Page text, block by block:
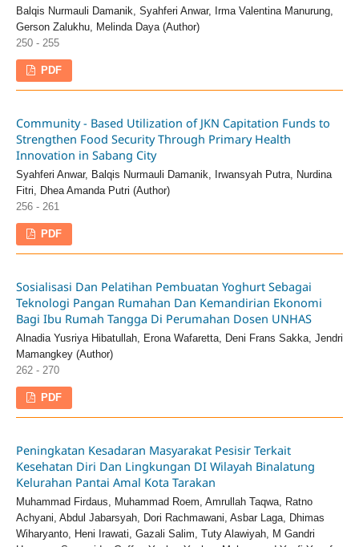
Balqis Nurmauli Damanik, Syahferi Anwar, Irma Valentina Manurung,
Gerson Zalukhu, Melinda Daya (Author)
250 - 255
PDF
Community - Based Utilization of JKN Capitation Funds to
Strengthen Food Security Through Primary Health
Innovation in Sabang City
Syahferi Anwar, Balqis Nurmauli Damanik, Irwansyah Putra, Nurdina
Fitri, Dhea Amanda Putri (Author)
256 - 261
PDF
Sosialisasi Dan Pelatihan Pembuatan Yoghurt Sebagai
Teknologi Pangan Rumahan Dan Kemandirian Ekonomi
Bagi Ibu Rumah Tangga Di Perumahan Dosen UNHAS
Alnadia Yusriya Hibatullah, Erona Wafaretta, Deni Frans Sakka, Jendri
Mamangkey (Author)
262 - 270
PDF
Peningkatan Kesadaran Masyarakat Pesisir Terkait
Kesehatan Diri Dan Lingkungan DI Wilayah Binalatung
Kelurahan Pantai Amal Kota Tarakan
Muhammad Firdaus, Muhammad Roem, Amrullah Taqwa, Ratno
Achyani, Abdul Jabarsyah, Dori Rachmawani, Asbar Laga, Dhimas
Wiharyanto, Heni Irawati, Gazali Salim, Tuty Alawiyah, M Gandri